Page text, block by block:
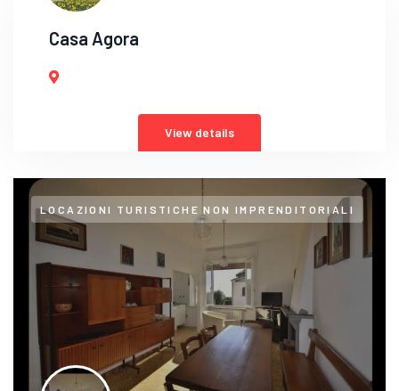
Casa Agora
View details
LOCAZIONI TURISTICHE NON IMPRENDITORIALI